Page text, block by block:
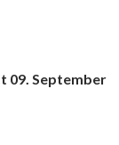
09. September